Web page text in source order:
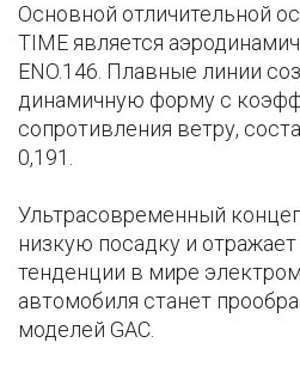
Основной отличительной
TIME является
ENO.146. Плавные линии
динамичную форму с
сопротивления ветру,
0,191.
Ультрасовременный
низкую посадку и
тенденции в мире
автомобиля станет
моделей GAC.